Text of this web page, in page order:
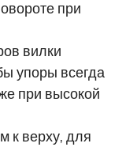
при
вилки
упоры всегда
при высокой
к верху, для